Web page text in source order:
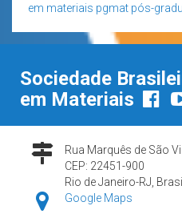
em materiais pgmat pós-
Sociedade
em Materiais
Rua Marquês de São
CEP: 22451-900
Rio de Janeiro-RJ, Brasil
Google Maps